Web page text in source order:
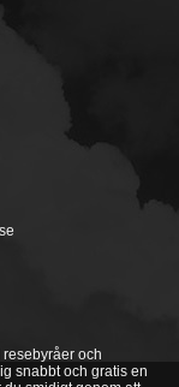
och
snabbt och gratis en